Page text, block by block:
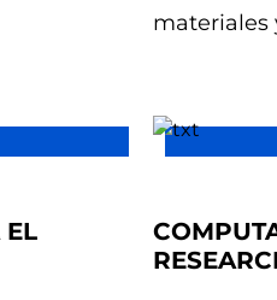
materiales